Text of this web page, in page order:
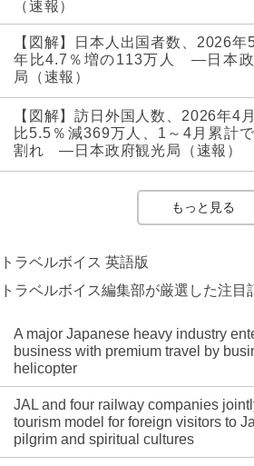
（速報）
【図解】日本人出国者数、2026年
年比4.7％増の113万人 ―日本政
局（速報）
【図解】訪日外国人数、2026年4
比5.5％減369万人、1～4月累計
割れ ―日本政府観光局（速報）
もっと見る
トラベルボイス 英語版
トラベルボイス編集部が厳選した注目
A major Japanese heavy industry
business with premium travel by
helicopter
JAL and four railway companies
tourism model for foreign visitors to
pilgrim and spiritual cultures